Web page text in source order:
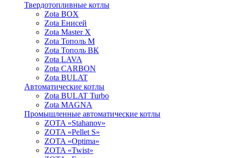
Твердотопливные котлы
Zota BOX
Zota Енисей
Zota Master X
Zota Тополь М
Zota Тополь ВК
Zota LAVA
Zota CARBON
Zota BULAT
Автоматические котлы
Zota BULAT Turbo
Zota MAGNA
Промышленные автоматические котлы
ZOTA «Stahanov»
ZOTA «Pellet S»
ZOTA «Optima»
ZOTA «Twist»